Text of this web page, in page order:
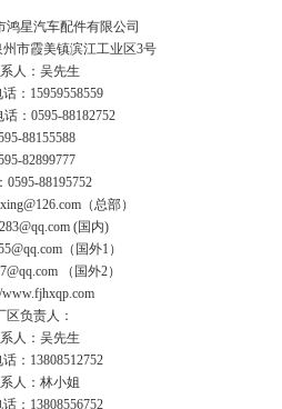
鸿星汽车配件有限公司
市霞美镇滨江工业区3号
人：吴先生
：15959558559
：0595-88182752
88155588
82899777
0595-88195752
（总部）
(国内)
（国外1）
（国外2）
www.fjhxqp.com
区负责人：
人：吴先生
：13808512752
人：林小姐
：13808556752